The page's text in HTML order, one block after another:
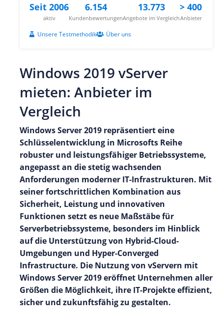
Seit 2006
aktiv
6.154
Kundenbewertungen
13.773
Angebote im Vergleich
> 400
Anbieter
Unsere Testmethodik Über uns
Windows 2019 vServer
mieten: Anbieter im
Vergleich
Windows Server 2019 repräsentiert eine
Schlüsselentwicklung in Microsofts Reihe
robuster und leistungsfähiger Betriebssysteme,
angepasst an die stetig wachsenden
Anforderungen moderner IT-Infrastrukturen. Mit
seiner fortschrittlichen Kombination aus
Sicherheit, Leistung und innovativen
Funktionen setzt es neue Maßstäbe für
Serverbetriebssysteme, besonders im Hinblick
auf die Unterstützung von Hybrid-Cloud-
Umgebungen und Hyper-Converged
Infrastructure. Die Nutzung von vServern mit
Windows Server 2019 eröffnet Unternehmen aller
Größen die Möglichkeit, ihre IT-Projekte effizient,
sicher und zukunftsfähig zu gestalten.